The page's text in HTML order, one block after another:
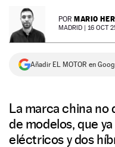
NEWSLETTER POR MARIO
MADRID | 16 OCT
Añadir EL MOTOR en
La marca china no
de modelos, que
eléctricos y dos